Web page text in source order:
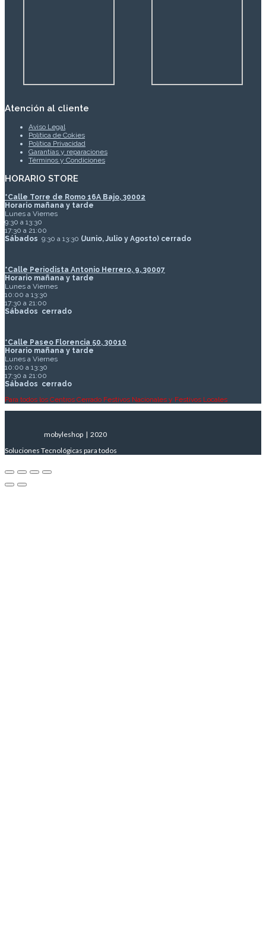
Atención al cliente
Aviso Legal
Política de Cokies
Política Privacidad
Garantías y reparaciones
Términos y Condiciones
HORARIO STORE
*Calle Torre de Romo 16A Bajo, 30002
Horario mañana y tarde
Lunes a Viernes
9:30 a 13:30
17:30 a 21:00
Sábados 9:30 a 13:30 (Junio, Julio y Agosto) cerrado
*Calle Periodista Antonio Herrero, 9, 30007
Horario mañana y tarde
Lunes a Viernes
10:00 a 13:30
17:30 a 21:00
Sábados cerrado
*Calle Paseo Florencia 50, 30010
Horario mañana y tarde
Lunes a Viernes
10:00 a 13:30
17:30 a 21:00
Sábados cerrado
Para todos los Centros Cerrado Festivos Nacionales y Festivos Locales
mobyleshop | 2020
Soluciones Tecnológicas para todos